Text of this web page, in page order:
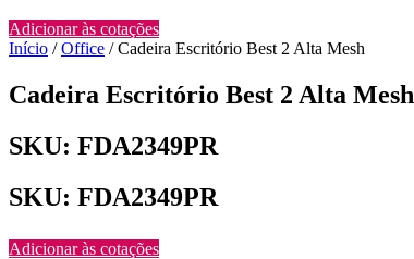
Adicionar às cotações
Início /Office / Cadeira Escritório Best 2 Alta Mesh
Cadeira Escritório Best 2 Alta Mesh
SKU: FDA2349PR
SKU: FDA2349PR
Adicionar às cotações